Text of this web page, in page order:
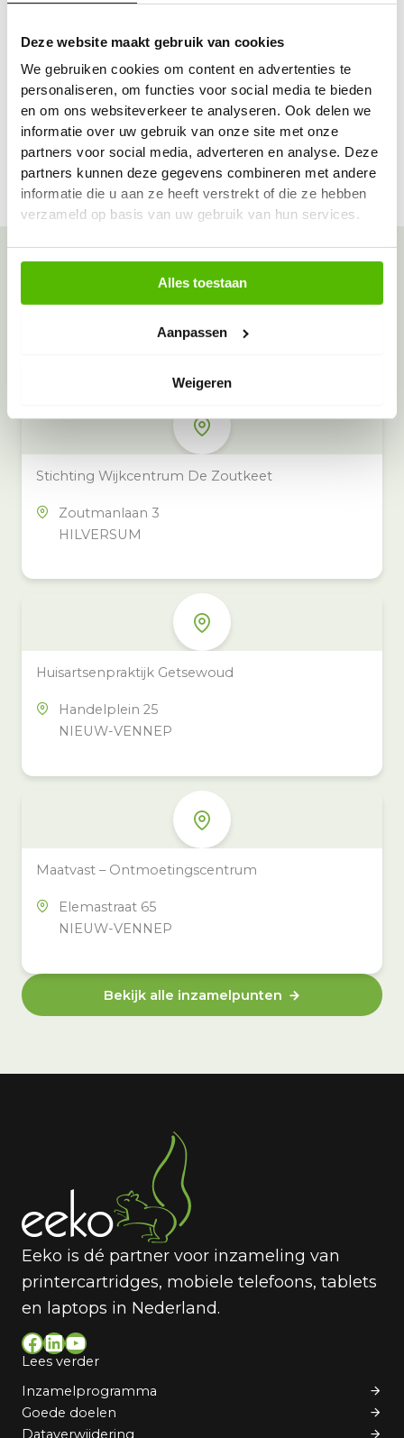
Deze website maakt gebruik van cookies
We gebruiken cookies om content en advertenties te
personaliseren, om functies voor social media te bieden
en om ons websiteverkeer te analyseren. Ook delen we
informatie over uw gebruik van onze site met onze
partners voor social media, adverteren en analyse. Deze
partners kunnen deze gegevens combineren met andere
informatie die u aan ze heeft verstrekt of die ze hebben
verzameld op basis van uw gebruik van hun services.
Alles toestaan
Aanpassen
Weigeren
Vraag & antwoord
De meest voorkomende vragen over onze dienst vind
je hier.
Bekijk alle antwoorden
Meer inzamelpunten in de buurt
inzamelpunten in het hele land,
ook in jouw buurt.
Stichting Wijkcentrum De Zoutkeet
Zoutmanlaan 3
HILVERSUM
Huisartsenpraktijk Getsewoud
Handelplein 25
NIEUW-VENNEP
Maatvast – Ontmoetingscentrum
Elemastraat 65
NIEUW-VENNEP
Bekijk alle inzamelpunten
Eeko is dé partner voor inzameling van
printercartridges, mobiele telefoons, tablets
en laptops in Nederland.
Facebook LinkedIn YouTube
Lees verder
Inzamelprogramma
Goede doelen